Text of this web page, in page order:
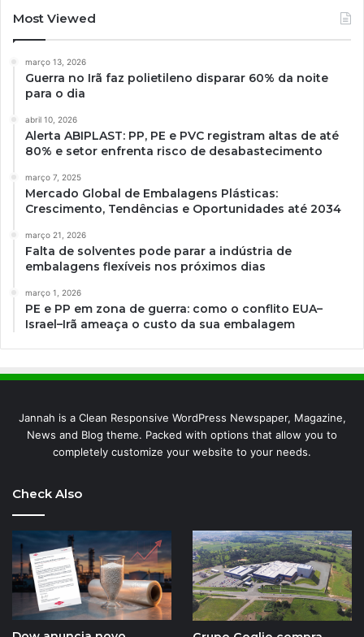
Most Viewed
março 13, 2026
Guerra no Irã faz polietileno disparar 60% da noite
para o dia
abril 10, 2026
Alerta ABIPLAST: PP, PE e PVC registram altas de até
80% e setor enfrenta risco de desabastecimento
março 7, 2025
Mercado Global de Embalagens Plásticas:
Crescimento, Tendências e Oportunidades até 2034
março 21, 2026
Falta de solventes pode parar a indústria de
embalagens flexíveis nos próximos dias
março 1, 2026
PE e PP em zona de guerra: como o conflito EUA–
Israel–Irã ameaça o custo da sua embalagem
Jannah is a Clean Responsive WordPress Newspaper, Magazine,
News and Blog theme. Packed with options that allow you to
completely customize your website to your needs.
Check Also